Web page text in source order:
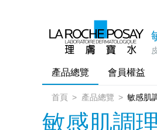
產品總覽 會員權益
首頁 產品總覽 敏感肌
敏感肌調